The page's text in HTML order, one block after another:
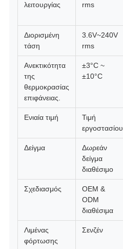
λειτουργίας
rms
Διορισμένη
τάση
3.6V~240V
rms
Ανεκτικότητα
της
θερμοκρασίας
επιφάνειας.
±3°C ~
±10°C
Ενιαία τιμή
Τιμή
εργοστασίου
Δείγμα
Δωρεάν
δείγμα
διαθέσιμο
Σχεδιασμός
OEM &
ODM
διαθέσιμα
Λιμένας
φόρτωσης
Σενζέν